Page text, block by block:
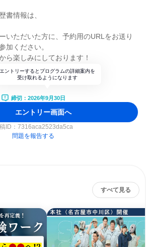
書情報は、
いただいた方に、予約用のURLをお送り
加ください。
ら楽しみにしております！
エントリーするとプログラムの詳細案内を
受け取れるようになります
締切：2026年9月30日
エントリー画面へ
ID： 7316aca2523da5ca
問題を報告する
すべて見る